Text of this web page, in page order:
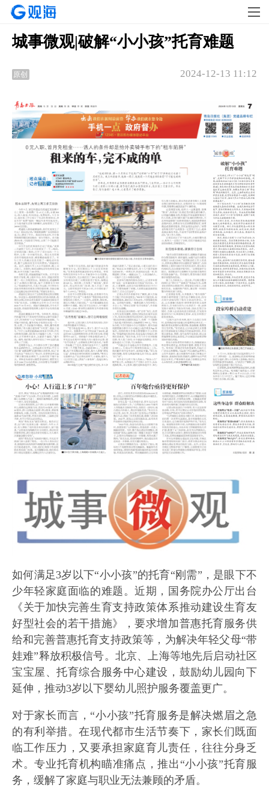
城事微观|破解“小小孩”托育难题
原创 2024-12-13 11:12
如何满足3岁以下“小小孩”的托育“刚需”，是眼下不
少年轻家庭面临的难题。近期，国务院办公厅出台
《关于加快完善生育支持政策体系推动建设生育友
好型社会的若干措施》，要求增加普惠托育服务供
给和完善普惠托育支持政策等，为解决年轻父母“带
娃难”释放积极信号。北京、上海等地先后启动社区
宝宝屋、托育综合服务中心建设，鼓励幼儿园向下
延伸，推动3岁以下婴幼儿照护服务覆盖更广。
对于家长而言，“小小孩”托育服务是解决燃眉之急
的有利举措。在现代都市生活节奏下，家长们既面
临工作压力，又要承担家庭育儿责任，往往分身乏
术。专业托育机构瞄准痛点，推出“小小孩”托育服
务，缓解了家庭与职业无法兼顾的矛盾。